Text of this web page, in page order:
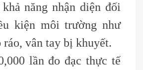
năng nhận diện đối
kiện môi trường như
ráo, vân tay bị khuyết.
lần đo đạc thực tế